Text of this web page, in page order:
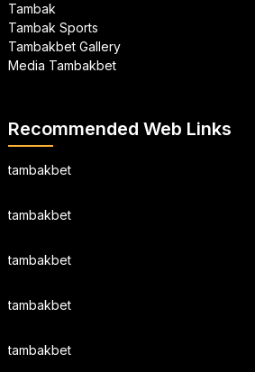
Tambak
Tambak Sports
Tambakbet Gallery
Media Tambakbet
Recommended Web Links
tambakbet
tambakbet
tambakbet
tambakbet
tambakbet